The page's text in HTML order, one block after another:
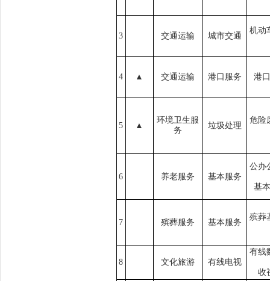
3 交通运输 城市交通
机动
4 ▲ 交通运输 港口服务 港
5 ▲
环境卫生服
务
垃圾处理
危险
6 养老服务 基本服务
公办
基
7 殡葬服务 基本服务
殡葬
8 文化旅游 有线电视
有线
收